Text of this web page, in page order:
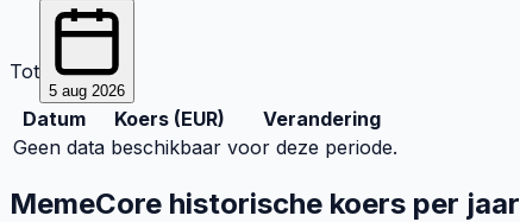
Tot
5 aug 2026
Datum Koers (EUR)
Verandering
Geen data beschikbaar voor deze periode.
MemeCore historische koers per jaar